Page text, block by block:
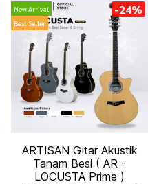
New Arrival
Best Seller
-24%
ARTISAN Gitar Akustik
Tanam Besi ( AR -
LOCUSTA Prime )